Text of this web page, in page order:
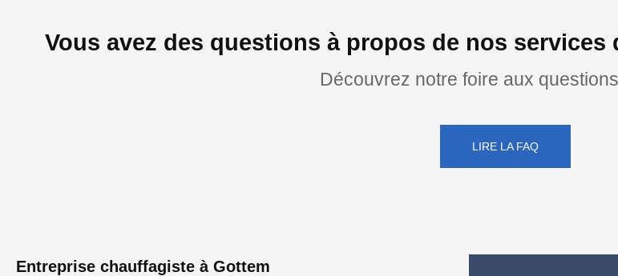
Vous avez des questions à propos de nos services
Découvrez notre foire aux questions
LIRE LA FAQ
Entreprise chauffagiste à Gottem